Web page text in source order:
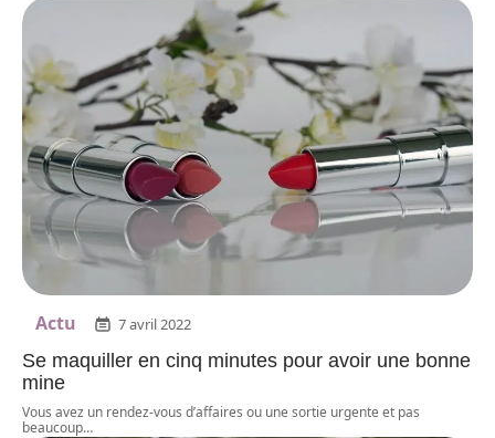
Actu 7 avril 2022
Se maquiller en cinq minutes pour avoir une bonne
mine
Vous avez un rendez-vous d’affaires ou une sortie urgente et pas
beaucoup…